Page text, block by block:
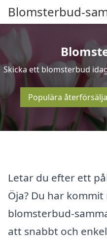
Blomsterbud-
Skicka ett blomsterbud
Populära
Letar du efter ett
Öja? Du har
blomsterbud-
att snabbt och